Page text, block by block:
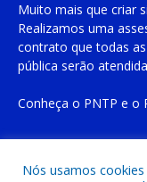
Muito mais que criar
Realizamos uma
contrato que todas
pública serão
Conheça o PNTP e o
Nós usamos